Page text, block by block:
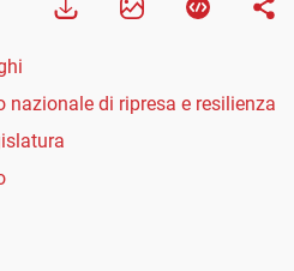
nazionale di ripresa e resilienza